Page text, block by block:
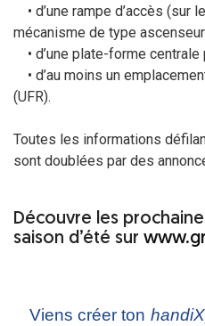
• d’une rampe d’accès (sur
mécanisme de type
• d’une plate-forme
• d’au moins un
(UFR).
Toutes les informations
sont doublées par des
Découvre les
saison d’été sur
Viens créer ton